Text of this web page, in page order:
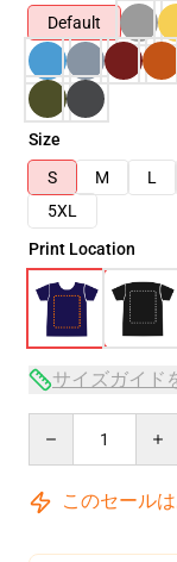
Default
Size
S
M L
5XL
Print Location
サイズガイド
このセール